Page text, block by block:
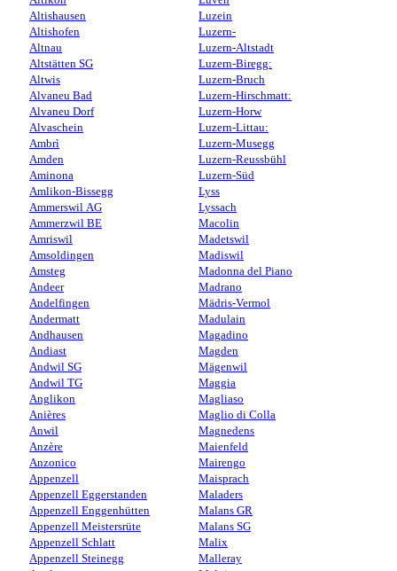
Altishausen
Altishofen
Altnau
Altstätten SG
Altwis
Alvaneu Bad
Alvaneu Dorf
Alvaschein
Ambrì
Amden
Aminona
Amlikon-Bissegg
Ammerswil AG
Ammerzwil BE
Amriswil
Amsoldingen
Amsteg
Andeer
Andelfingen
Andermatt
Andhausen
Andiast
Andwil SG
Andwil TG
Anglikon
Anières
Anwil
Anzère
Anzonico
Appenzell
Appenzell Eggerstanden
Appenzell Enggenhütten
Appenzell Meistersrüte
Appenzell Schlatt
Appenzell Steinegg
Luzein
Luzern-
Luzern-Altstadt
Luzern-Biregg:
Luzern-Bruch
Luzern-Hirschmatt:
Luzern-Horw
Luzern-Littau:
Luzern-Musegg
Luzern-Reussbühl
Luzern-Süd
Lyss
Lyssach
Macolin
Madetswil
Madiswil
Madonna del Piano
Madrano
Mädris-Vermol
Madulain
Magadino
Magden
Mägenwil
Maggia
Magliaso
Maglio di Colla
Magnedens
Maienfeld
Mairengo
Maisprach
Maladers
Malans GR
Malans SG
Malix
Malleray